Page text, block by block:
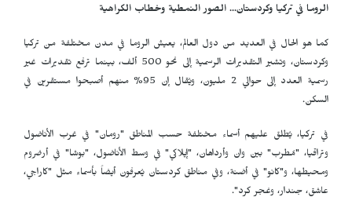
الروما في تركيا وكردستان... الصور النمطية وخطاب الكراهية
كما هو الحال في العديد من دول العالم، يعيش الروما في مدن مختلفة من تركيا
وكردستان، وتشير التقديرات الرسمية إلى نحو 500 ألف، بينما ترفع تقديرات غير
رسمية العدد إلى حوالي 2 مليون، ويُقال إن 95% منهم أصبحوا مستقرين في
السكن.
في تركيا، يُطلق عليهم أسماء مختلفة حسب المناطق "رومان" في غرب الأناضول
وتراقيا، "مُطرب" بين وان وأرداهان، "إيلاكي" في وسط الأناضول، "بوشا" في أرضروم
ومحيطها، و"كانو" في أضنة، وفي مناطق كردستان يُعرفون أيضاً بأسماء مثل "كاراجي،
عاشق، جندار، وغجر كرد".